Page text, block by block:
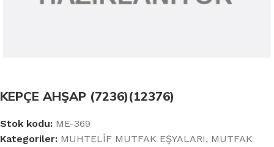
KEPÇE AHŞAP (7236)(12376)
Stok kodu: ME-369
Kategoriler: MUHTELİF MUTFAK EŞYALARI, MUTFAK